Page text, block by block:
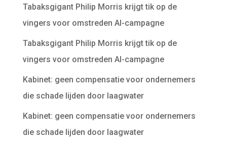
Tabaksgigant Philip Morris krijgt tik op de
vingers voor omstreden AI-campagne
Tabaksgigant Philip Morris krijgt tik op de
vingers voor omstreden AI-campagne
Kabinet: geen compensatie voor ondernemers
die schade lijden door laagwater
Kabinet: geen compensatie voor ondernemers
die schade lijden door laagwater